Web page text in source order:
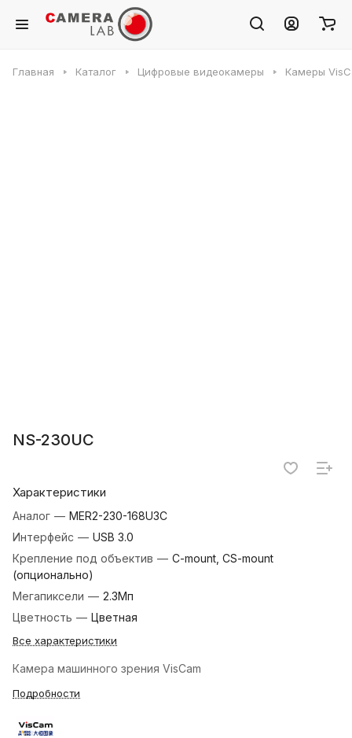
Главная Каталог Цифровые видеокамеры Камеры
NS-230UC
Характеристики
Аналог — MER2-230-168U3C
Интерфейс — USB 3.0
Крепление под объектив — C-mount, CS-mount
(опционально)
Мегапиксели — 2.3Мп
Цветность — Цветная
Все характеристики
Камера машинного зрения VisCam
Подробности